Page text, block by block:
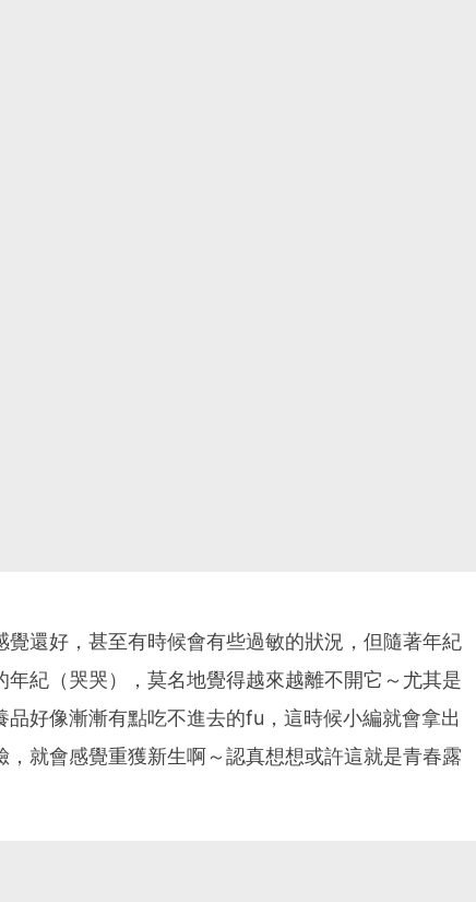
還好，甚至有時候會有些過敏的狀況，但隨著年紀
紀（哭哭），莫名地覺得越來越離不開它～尤其是
好像漸漸有點吃不進去的fu，這時候小編就會拿出
就會感覺重獲新生啊～認真想想或許這就是青春露